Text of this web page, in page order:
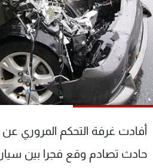
حادث تصادم وقع فجرا بين
كأس العالم
البرامج
جدول البرامج
شاهد البرامج
الترددات
عن MTV
تواصل